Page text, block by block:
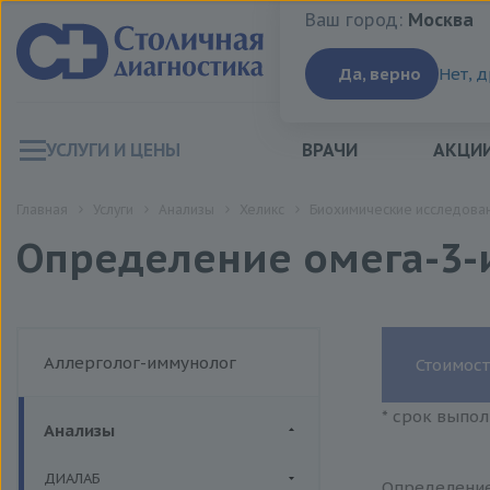
Ваш город:Москва
Ваш город: Москва
Да, верно Нет,
УСЛУГИ И ЦЕНЫ ВРАЧИ
Определение омега-3-
Аллерголог-иммунолог
Анализы
ДИАЛАБ
* срок